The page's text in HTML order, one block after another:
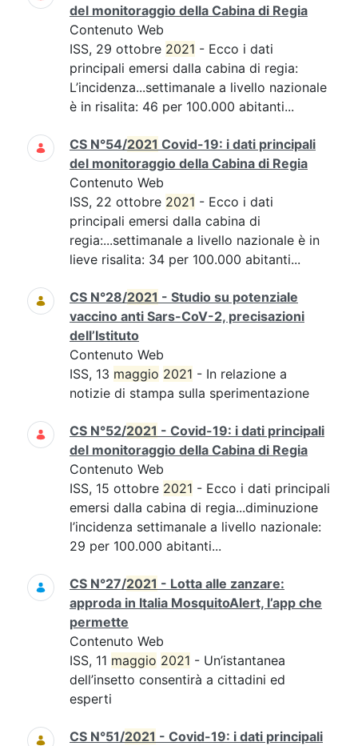
del monitoraggio della Cabina di Regia
Contenuto Web
ISS, 29 ottobre 2021 - Ecco i dati
principali emersi dalla cabina di regia:
L’incidenza...settimanale a livello nazionale
è in risalita: 46 per 100.000 abitanti...
CS N°54/2021 Covid-19: i dati principali
del monitoraggio della Cabina di Regia
Contenuto Web
ISS, 22 ottobre 2021 - Ecco i dati
principali emersi dalla cabina di
regia:...settimanale a livello nazionale è in
lieve risalita: 34 per 100.000 abitanti...
CS N°28/2021 - Studio su potenziale
vaccino anti Sars-CoV-2, precisazioni
dell’Istituto
Contenuto Web
ISS, 13 maggio 2021 - In relazione a
notizie di stampa sulla sperimentazione
CS N°52/2021 - Covid-19: i dati principali
del monitoraggio della Cabina di Regia
Contenuto Web
ISS, 15 ottobre 2021 - Ecco i dati principali
emersi dalla cabina di regia...diminuzione
l’incidenza settimanale a livello nazionale:
29 per 100.000 abitanti...
CS N°27/2021 - Lotta alle zanzare:
approda in Italia MosquitoAlert, l’app che
permette
Contenuto Web
ISS, 11 maggio 2021 - Un’istantanea
dell’insetto consentirà a cittadini ed
esperti
CS N°51/2021 - Covid-19: i dati principali